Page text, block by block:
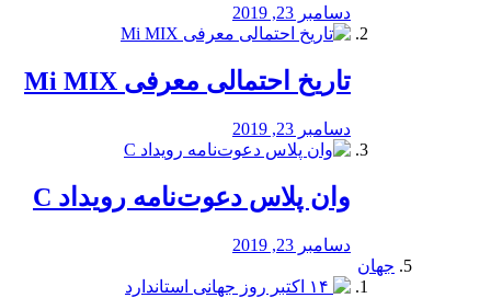
دسامبر 23, 2019
تاریخ احتمالی معرفی Mi MIX
دسامبر 23, 2019
وان پلاس دعوت‌نامه رویداد C
دسامبر 23, 2019
جهان